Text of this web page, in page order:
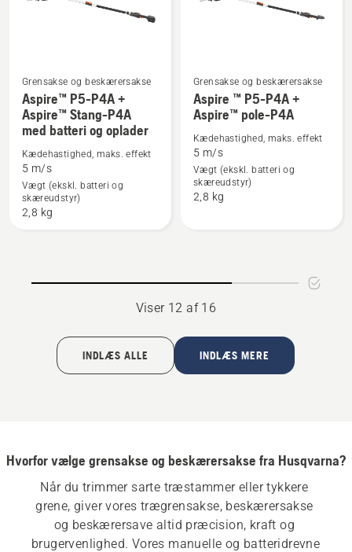
Se
flere
detaljer
om
Aspire™
P5-
P4A
P4A
Grensakse og beskærersakse
Aspire™ P5-P4A +
Aspire™ Stang-P4A
med batteri og oplader
Kædehastighed, maks. effekt
5 m/s
Vægt (ekskl. batteri og
skæreudstyr)
2,8 kg
Se
flere
detaljer
om
Aspire
pole-
P4A
Grensakse og beskærersakse
Aspire ™ P5-P4A +
Aspire™ pole-P4A
Kædehastighed, maks. effekt
5 m/s
Vægt (ekskl. batteri og
skæreudstyr)
2,8 kg
Viser 12 af 16
INDLÆS ALLE INDLÆS MERE
Hvorfor vælge grensakse og beskærersakse fra Husqvarna?
Når du trimmer sarte træstammer eller tykkere
grene, giver vores trægrensakse, beskærersakse
og beskærersave altid præcision, kraft og
brugervenlighed. Vores manuelle og batteridrevne